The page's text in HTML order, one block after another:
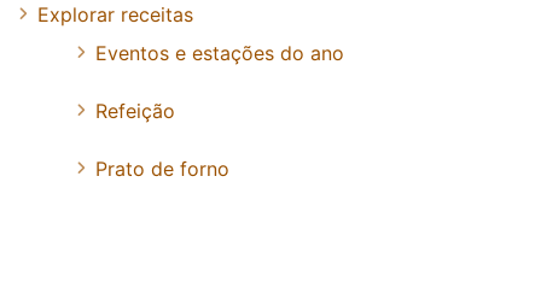
Explorar receitas
Eventos e estações do ano
Refeição
Prato de forno